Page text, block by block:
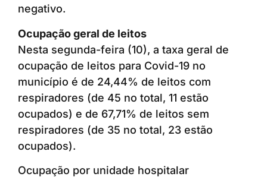
negativo.
Ocupação geral de leitos
Nesta segunda-feira (10), a taxa geral de
ocupação de leitos para Covid-19 no
município é de 24,44% de leitos com
respiradores (de 45 no total, 11 estão
ocupados) e de 67,71% de leitos sem
respiradores (de 35 no total, 23 estão
ocupados).
Ocupação por unidade hospitalar